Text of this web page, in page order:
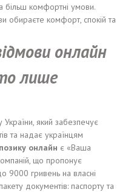
більш комфортні умови.
обираєте комфорт, спокій та
онлайн
лише
який забезпечує
та надає українцям
онлайн є «Ваша
що пропонує
9000 гривень на власні
документів: паспорту та